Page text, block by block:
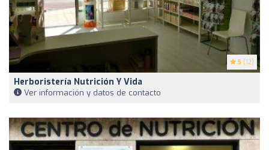
5 (12)
Herboristería Nutrición Y Vida
Ver información y datos de contacto